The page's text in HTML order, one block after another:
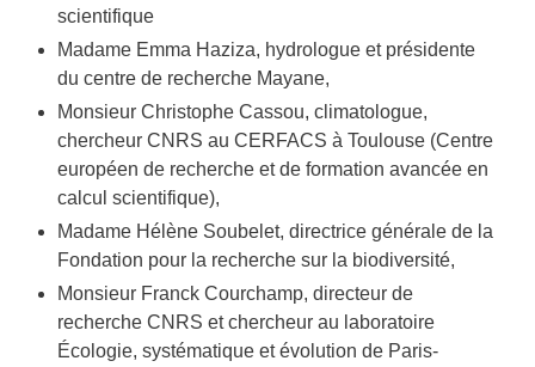
scientifique
Madame Emma Haziza, hydrologue et présidente
du centre de recherche Mayane,
Monsieur Christophe Cassou, climatologue,
chercheur CNRS au CERFACS à Toulouse (Centre
européen de recherche et de formation avancée en
calcul scientifique),
Madame Hélène Soubelet, directrice générale de la
Fondation pour la recherche sur la biodiversité,
Monsieur Franck Courchamp, directeur de
recherche CNRS et chercheur au laboratoire
Écologie, systématique et évolution de Paris-